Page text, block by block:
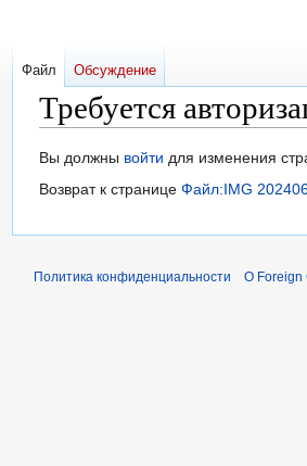
Требуется
Перейти
к
Перейти
к
Вы должны войти для изменения
Возврат к странице Файл:IMG
Файл Обсуждение
Политика конфиденциальности О Foreign